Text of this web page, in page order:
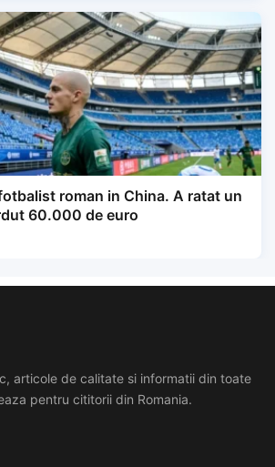
roman in China. A ratat un
60.000 de euro
articole de calitate si informatii din toate
pentru cititorii din Romania.